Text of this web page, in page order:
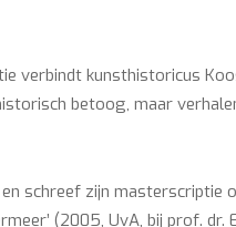
verbindt kunsthistoricus
betoog, maar
schreef zijn masterscriptie
(2005, UvA, bij prof. dr.